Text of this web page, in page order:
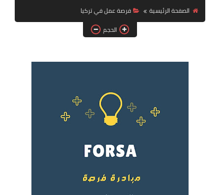
فرص عمل في العراق
فرص عمل في اليمن
فرص عمل في السودان
الصفحة الرئيسية
فرصة عمل في تركيا
الحجم